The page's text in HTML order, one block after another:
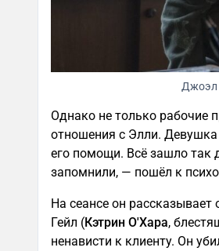
Джоэл
Однако не только рабочие
отношения с Элли. Девушка
его помощи. Всё зашло так
запомнили, — пошёл к
На сеансе он
Гейл (Кэтрин О'Хара,
ненависти к клиенту. Он